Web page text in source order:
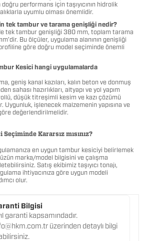
performans için taşıyıcının hidrolik
uyumlu olması önemlidir.
tek tambur ve tarama genişliği nedir?
tek tambur genişliği 380 mm, toplam tarama
Bu ölçüler, uygulama alanının genişliği
göre doğru model seçiminde önemli
Kesici hangi uygulamalarda
geniş kanal kazıları, kalın beton ve donmuş
sahası hazırlıkları, altyapı ve yol yapım
düşük titreşimli kesim ve kazı çözümü
Uygunluk, işlenecek malzemenin yapısına ve
değerlendirilmelidir.
Kararsız mısınız?
en uygun tambur kesiciyi belirlemek
marka/model bilgisini ve çalışma
Satış ekibimiz taşıyıcı tonajı,
ihtiyacınıza göre uygun modeli
olur.
Bilgisi
garanti kapsamındadır.
üzerinden detaylı bilgi